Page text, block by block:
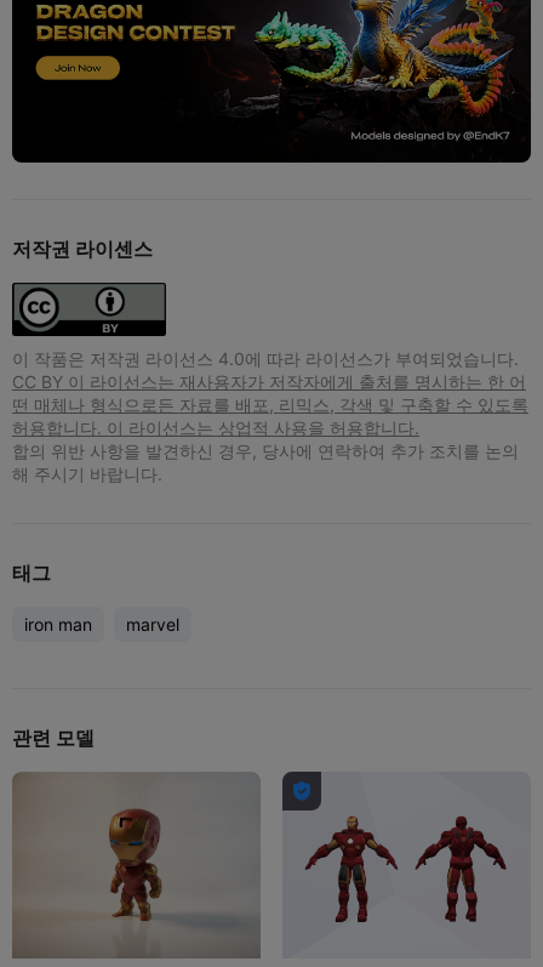
저작권 라이센스
이 작품은 저작권 라이선스 4.0에 따라 라이선스가 부여되었습니다.
CC BY 이 라이선스는 재사용자가 저작자에게 출처를 명시하는 한 어
떤 매체나 형식으로든 자료를 배포, 리믹스, 각색 및 구축할 수 있도록
허용합니다. 이 라이선스는 상업적 사용을 허용합니다.
합의 위반 사항을 발견하신 경우, 당사에 연락하여 추가 조치를 논의
해 주시기 바랍니다.
태그
iron man marvel
관련 모델
